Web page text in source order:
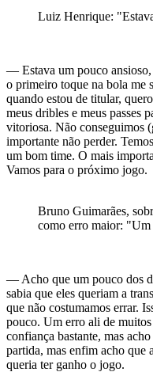
Luiz Henrique:
— Estava um pouco ansioso,
o primeiro toque na bola me
quando estou de titular,
meus dribles e meus passes
vitoriosa. Não conseguimos
importante não perder.
um bom time. O mais
Vamos para o próximo jogo.
Bruno Guimarães,
como erro maior:
— Acho que um pouco dos
sabia que eles queriam a
que não costumamos errar.
pouco. Um erro ali de
confiança bastante, mas
partida, mas enfim acho que
queria ter ganho o jogo.